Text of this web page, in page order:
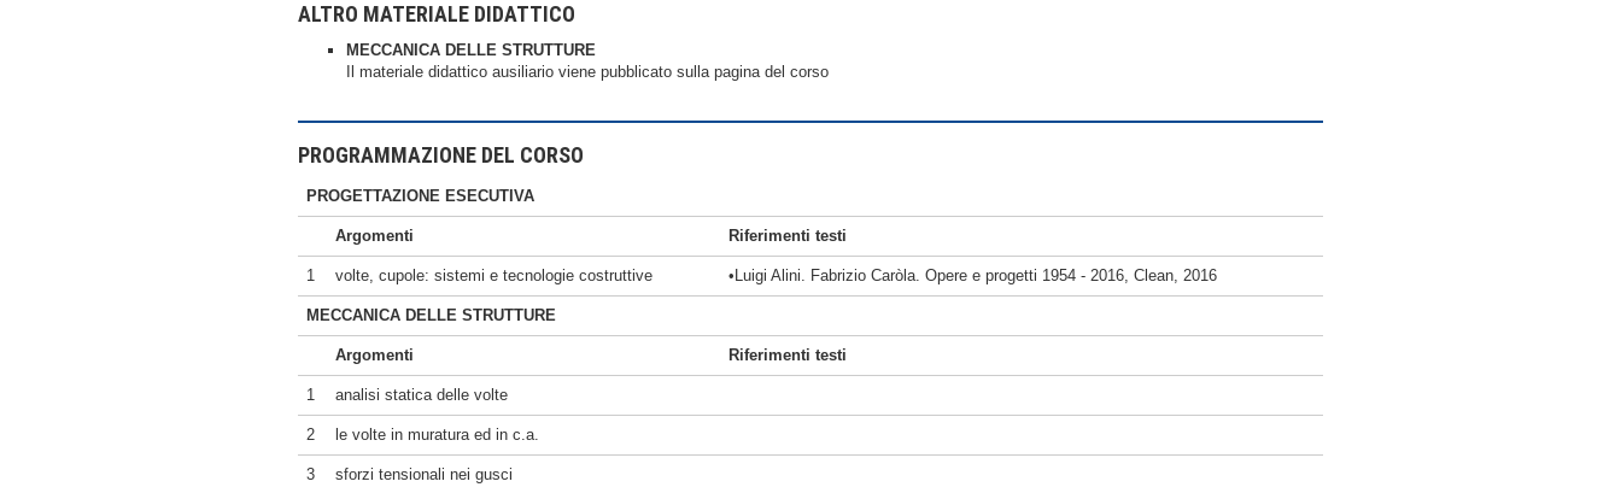
ALTRO MATERIALE DIDATTICO
MECCANICA DELLE STRUTTURE
Il materiale didattico ausiliario viene pubblicato sulla pagina del corso
PROGRAMMAZIONE DEL CORSO
PROGETTAZIONE ESECUTIVA
Argomenti Riferimenti testi
1 volte, cupole: sistemi e tecnologie costruttive •Luigi Alini. Fabrizio Caròla. Opere e progetti 1954 - 2016, Clean, 2016
MECCANICA DELLE STRUTTURE
Argomenti Riferimenti testi
1 analisi statica delle volte
2 le volte in muratura ed in c.a.
3 sforzi tensionali nei gusci